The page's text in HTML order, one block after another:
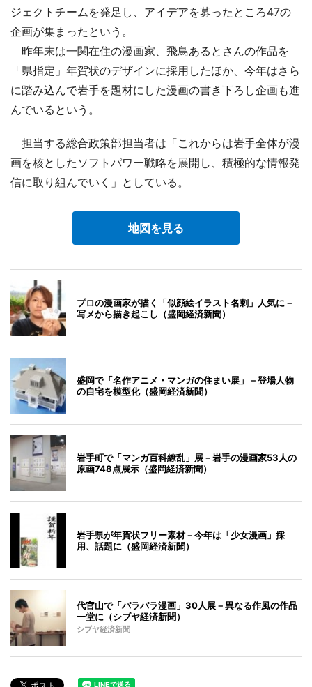
ジェクトチームを発足し、アイデアを募ったところ47の
企画が集まったという。
昨年末は一関在住の漫画家、飛鳥あるとさんの作品を
「県指定」年賀状のデザインに採用したほか、今年はさら
に踏み込んで岩手を題材にした漫画の書き下ろし企画も進
んでいるという。
担当する総合政策部担当者は「これからは岩手全体が漫
画を核としたソフトパワー戦略を展開し、積極的な情報発
信に取り組んでいく」としている。
地図を見る
プロの漫画家が描く「似顔絵イラスト名刺」人気に－
写メから描き起こし（盛岡経済新聞）
盛岡で「名作アニメ・マンガの住まい展」－登場人物
の自宅を模型化（盛岡経済新聞）
岩手町で「マンガ百科繚乱」展－岩手の漫画家53人の
原画748点展示（盛岡経済新聞）
岩手県が年賀状フリー素材－今年は「少女漫画」採
用、話題に（盛岡経済新聞）
代官山で「パラパラ漫画」30人展－異なる作風の作品
一堂に（シブヤ経済新聞）
シブヤ経済新聞